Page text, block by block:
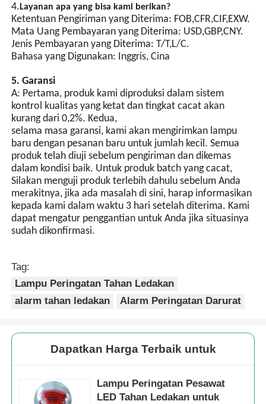
perlindungan. Kedipan
simultan beberapa lampu
dapat dicapai melalui jalur
sinyal sinkronisasi.
4.Layanan apa yang bisa kami berikan?
Ketentuan Pengiriman yang Diterima: FOB,CFR,CIF,EXW.
Mata Uang Pembayaran yang Diterima: USD,GBP,CNY.
Jenis Pembayaran yang Diterima: T/T,L/C.
Bahasa yang Digunakan: Inggris, Cina
5. Garansi
A: Pertama, produk kami diproduksi dalam sistem
kontrol kualitas yang ketat dan tingkat cacat akan
kurang dari 0,2%. Kedua,
selama masa garansi, kami akan mengirimkan lampu
baru dengan pesanan baru untuk jumlah kecil. Semua
produk telah diuji sebelum pengiriman dan dikemas
dalam kondisi baik. Untuk produk batch yang cacat,
Silakan menguji produk terlebih dahulu sebelum Anda
merakitnya, jika ada masalah di sini, harap informasikan
kepada kami dalam waktu 3 hari setelah diterima. Kami
dapat mengatur penggantian untuk Anda jika situasinya
sudah dikonfirmasi.
Tag:
Lampu Peringatan Tahan Ledakan
alarm tahan ledakan
Alarm Peringatan Darurat
Dapatkan Harga Terbaik untuk
Lampu Peringatan Pesawat
LED Tahan Ledakan untuk